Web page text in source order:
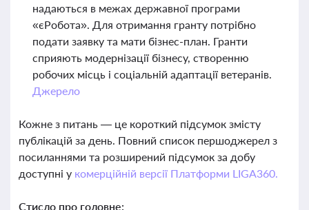
надаються в межах державної програми
«єРобота». Для отримання гранту потрібно
подати заявку та мати бізнес-план. Гранти
сприяють модернізації бізнесу, створенню
робочих місць і соціальній адаптації ветеранів.
Джерело
Кожне з питань — це короткий підсумок змісту
публікацій за день. Повний список першоджерел з
посиланнями та розширений підсумок за добу
доступні у комерційній версії Платформи LIGA360.
Стисло про головне: